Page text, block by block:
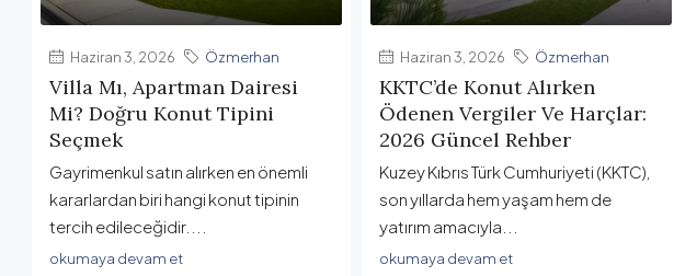
Haziran 3, 2026 Özmerhan
Villa Mı, Apartman Dairesi
Mi? Doğru Konut Tipini
Seçmek
Gayrimenkul satın alırken en önemli
kararlardan biri hangi konut tipinin
tercih edileceğidir....
okumaya devam et
Haziran 3, 2026 Özmerhan
KKTC’de Konut Alırken
Ödenen Vergiler Ve Harçlar:
2026 Güncel Rehber
Kuzey Kıbrıs Türk Cumhuriyeti (KKTC),
son yıllarda hem yaşam hem de
yatırım amacıyla...
okumaya devam et